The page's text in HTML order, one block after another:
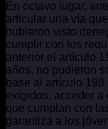
En octavo lugar,
articular una vía
hubieron visto
cumplir con los
anterior el artículo
años, no pudieron
base al artículo
exigidos, acceder a
que cumplan con
garantiza a los